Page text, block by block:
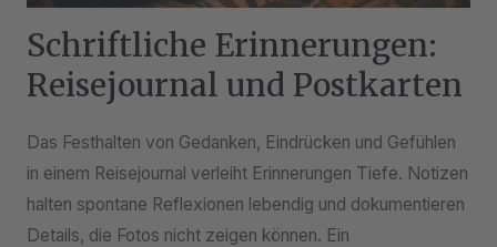
Schriftliche Erinnerungen:
Reisejournal und Postkarten
Das Festhalten von Gedanken, Eindrücken und Gefühlen
in einem Reisejournal verleiht Erinnerungen Tiefe. Notizen
halten spontane Reflexionen lebendig und dokumentieren
Details, die Fotos nicht zeigen können. Ein